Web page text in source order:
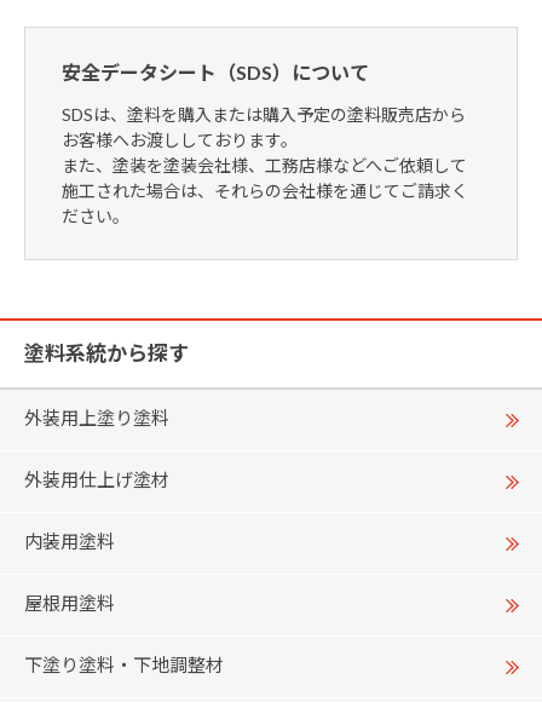
安全データシート（SDS）について
SDSは、塗料を購入または購入予定の塗料販売店から
お客様へお渡ししております。
また、塗装を塗装会社様、工務店様などへご依頼して
施工された場合は、それらの会社様を通じてご請求く
ださい。
塗料系統から探す
外装用上塗り塗料
外装用仕上げ塗材
内装用塗料
屋根用塗料
下塗り塗料・下地調整材